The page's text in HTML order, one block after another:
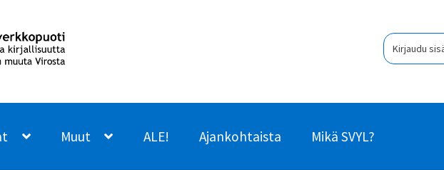
Kirjaudu
Muut ALE! Ajankohtaista Mikä SVYL?